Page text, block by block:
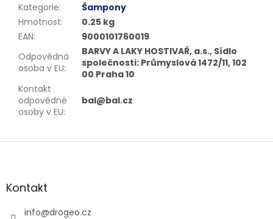
Kategorie:
Šampony
Hmotnost:
0.25 kg
EAN:
9000101760019
Odpovědná
osoba v EU:
BARVY A LAKY HOSTIVAŘ, a.s., Sídlo
společnosti: Průmyslová 1472/11, 102
00 Praha 10
Kontakt
odpovědné
osoby v EU:
bal@bal.cz
Z
aKontakt
info@drogeo.cz